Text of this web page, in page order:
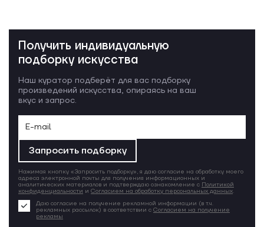
Получить индивидуальную
подборку искусства
Наш куратор подберёт для вас подборку
произведений искусства, опираясь на ваш
вкус и запрос.
Запросить подборку
Нажимая кнопку «Запросить подборку», я даю согласие на обработку моего
адреса электронной почты для получения информационных и
аналитических материалов и подтверждаю ознакомление с Политикой
конфиденциальности и Согласием на обработку персональных данных.
Даю согласие на получение рекламной информации (в т.ч.
рекламных рассылок) в соответствии с Согласием на получение
рекламы